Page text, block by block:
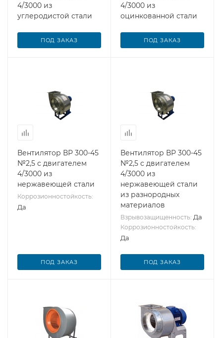
4/3000 из
углеродистой стали
ПОД ЗАКАЗ
4/3000 из
оцинкованной стали
ПОД ЗАКАЗ
Вентилятор ВР 300-45
№2,5 с двигателем
4/3000 из
нержавеющей стали
Коррозионностойкость:
Да
ПОД ЗАКАЗ
Вентилятор ВР 300-45
№2,5 с двигателем
4/3000 из
нержавеющей стали
из разнородных
материалов
Взрывозащищенность: Да
Коррозионностойкость:
Да
ПОД ЗАКАЗ